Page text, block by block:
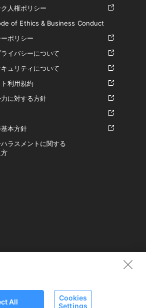
人権ポリシー
of Ethics & Business Conduct
ポリシー
イバシーについて
ュリティについて
利用規約
に対する方針
本方針
ラスメントに関する
Cookies
Settings
All